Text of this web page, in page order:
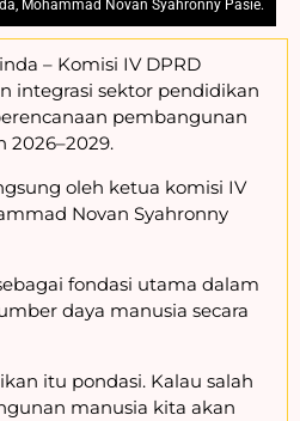
Mohammad Novan Syahronny Pasie.
– Komisi IV DPRD
integrasi sektor pendidikan
pembangunan
2026–2029.
oleh ketua komisi IV
Novan Syahronny
fondasi utama dalam
daya manusia secara
itu pondasi. Kalau salah
manusia kita akan